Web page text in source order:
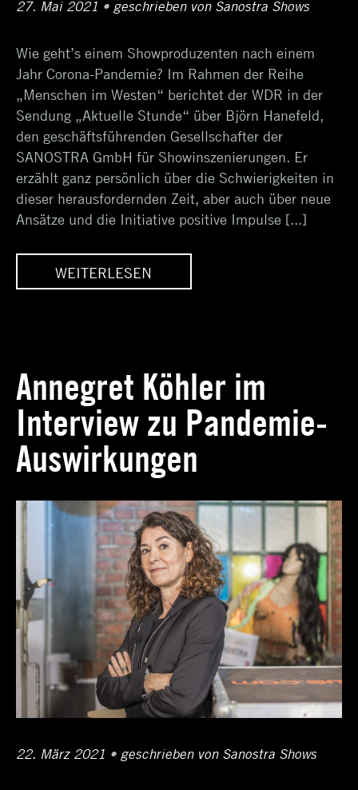
Posted
27. Mai 2021 4.
2021
• Author
geschrieben von Sanostra Shows
Wie geht’s einem Showproduzenten nach einem
Jahr Corona-Pandemie? Im Rahmen der Reihe
„Menschen im Westen“ berichtet der WDR in der
Sendung „Aktuelle Stunde“ über Björn Hanefeld,
den geschäftsführenden Gesellschafter der
SANOSTRA GmbH für Showinszenierungen. Er
erzählt ganz persönlich über die Schwierigkeiten in
dieser herausfordernden Zeit, aber auch über neue
Ansätze und die Initiative positive Impulse [...]
WEITERLESEN
(SHOWPRODUZENT)
Annegret Köhler im
Interview zu Pandemie-
Auswirkungen
Posted
22. März 2021 8.
• Author
geschrieben von Sanostra Shows